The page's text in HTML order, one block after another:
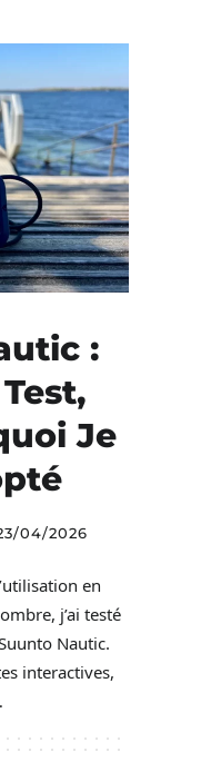
:
Je
04/2026
en
j’ai testé
Nautic.
interactives,